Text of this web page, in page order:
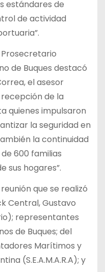
estándares de
de actividad
Prosecretario
de Buques destacó
el asesor
de la
quienes impulsaron
la seguridad en
la continuidad
600 familias
sus hogares”.
que se realizó
Central, Gustavo
representantes
de Buques; del
Marítimos y
(S.E.A.M.A.R.A); y